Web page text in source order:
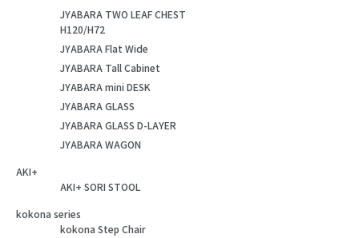
JYABARA TWO LEAF CHEST
H120/H72
JYABARA Flat Wide
JYABARA Tall Cabinet
JYABARA mini DESK
JYABARA GLASS
JYABARA GLASS D-LAYER
JYABARA WAGON
AKI+
AKI+ SORI STOOL
kokona series
kokona Step Chair